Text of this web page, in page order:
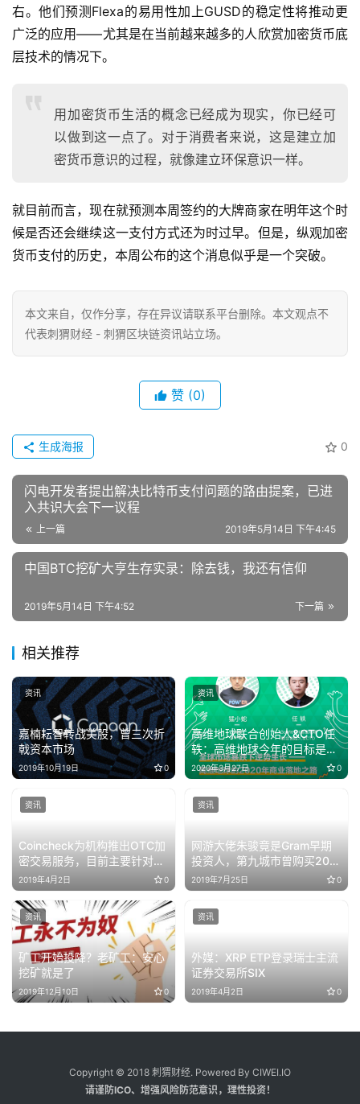
右。他们预测Flexa的易用性加上GUSD的稳定性将推动更
广泛的应用——尤其是在当前越来越多的人欣赏加密货币底
层技术的情况下。
用加密货币生活的概念已经成为现实，你已经可
以做到这一点了。对于消费者来说，这是建立加
密货币意识的过程，就像建立环保意识一样。
就目前而言，现在就预测本周签约的大牌商家在明年这个时
候是否还会继续这一支付方式还为时过早。但是，纵观加密
货币支付的历史，本周公布的这个消息似乎是一个突破。
本文来自 ，仅作分享，存在异议请联系平台删除。本文观点不
代表刺猬财经 - 刺猬区块链资讯站立场。
赞 (0)
0
生成海报
闪电开发者提出解决比特币支付问题的路由提案，已进
入共识大会下一议程
上一篇 2019年5月14日 下午4:45
中国BTC挖矿大亨生存实录：除去钱，我还有信仰
下一篇
2019年5月14日 下午4:52
相关推荐
嘉楠耘智转战美股，曾三次折
戟资本市场
2019年10月19日 0
资讯
高维地球联合创始人&CTO任
轶：高维地球今年的目标是落
地并有规模化收入，GMAT的
逻辑和平台币类似
2020年3月27日 0
资讯
Coincheck为机构推出OTC加
密交易服务，目前主要针对比
特币
2019年4月2日 0
资讯
网游大佬朱骏竟是Gram早期
投资人，第九城市曾购买200
万美元Telegram代币Gram
2019年7月25日 0
资讯
矿工开始投降？老矿工：安心
挖矿就是了
2019年12月10日 0
资讯
外媒：XRP ETP登录瑞士主流
证券交易所SIX
2019年4月2日 0
资讯
Copyright © 2018 刺猬财经. Powered By CIWEI.IO
请谨防ICO、增强风险防范意识，理性投资！